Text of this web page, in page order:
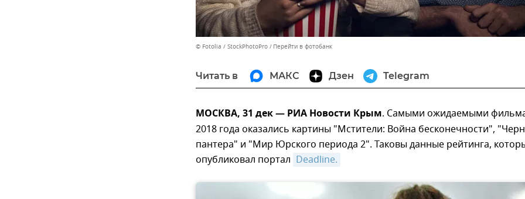
© Fotolia / StockPhotoPro Перейти в фотобанк
Читать в МАКС Дзен Telegram
МОСКВА, 31 дек — РИА Новости Крым. Самыми ожидаемыми
2018 года оказались картины "Мстители: Война бесконечности",
пантера" и "Мир Юрского периода 2". Таковы данные рейтинга,
опубликовал портал Deadline.